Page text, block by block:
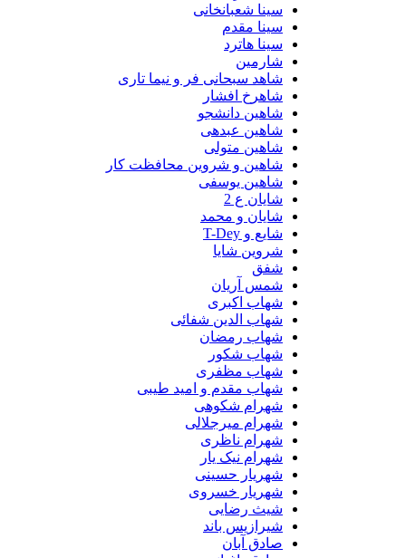
سینا شعبانخانی
سینا مقدم
سینا هاترد
شارمین
شاهد سبحانی فر و نیما تاری
شاهرخ افشار
شاهین دانشجو
شاهین عبدهی
شاهین متولی
شاهین و شروین محافظت کار
شاهین یوسفی
شایان ع 2
شایان و محمد
شایع و T-Dey
شروین شایا
شفق
شمس آریان
شهاب اکبری
شهاب الدین شفائی
شهاب رمضان
شهاب شکور
شهاب مظفری
شهاب مقدم و امید طیبی
شهرام شکوهی
شهرام میرجلالی
شهرام ناظری
شهرام نیک یار
شهریار حسینی
شهریار خسروی
شیث رضایی
شیرازیس باند
صادق آبان